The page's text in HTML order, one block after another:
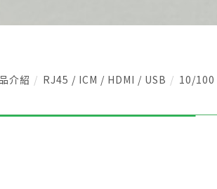
介紹 RJ45 / ICM / HDMI / USB 10/100